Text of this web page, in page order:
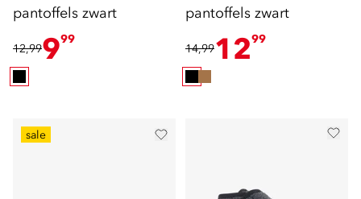
pantoffels zwart
12,99999
pantoffels zwart
14,991299
sale